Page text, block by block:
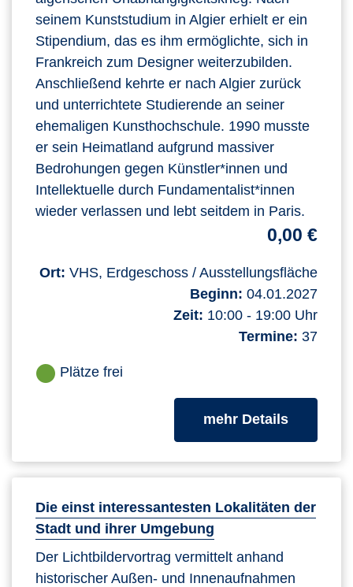
seinem Kunststudium in Algier erhielt er ein
Stipendium, das es ihm ermöglichte, sich in
Frankreich zum Designer weiterzubilden.
Anschließend kehrte er nach Algier zurück
und unterrichtete Studierende an seiner
ehemaligen Kunsthochschule. 1990 musste
er sein Heimatland aufgrund massiver
Bedrohungen gegen Künstler*innen und
Intellektuelle durch Fundamentalist*innen
wieder verlassen und lebt seitdem in Paris.
0,00 €
Ort: VHS, Erdgeschoss / Ausstellungsfläche
Beginn: 04.01.2027
Zeit: 10:00 - 19:00 Uhr
Termine: 37
Plätze frei
mehr Detailszum
Die einst interessantesten Lokalitäten der
Stadt und ihrer Umgebung
Der Lichtbildervortrag vermittelt anhand
historischer Außen- und Innenaufnahmen